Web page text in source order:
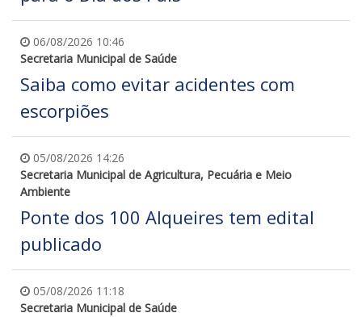
06/08/2026 10:46
Secretaria Municipal de Saúde
Saiba como evitar acidentes com
escorpiões
05/08/2026 14:26
Secretaria Municipal de Agricultura, Pecuária e Meio
Ambiente
Ponte dos 100 Alqueires tem edital
publicado
05/08/2026 11:18
Secretaria Municipal de Saúde